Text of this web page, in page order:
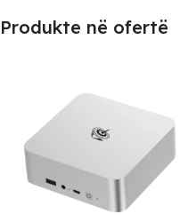
Produkte në ofertë